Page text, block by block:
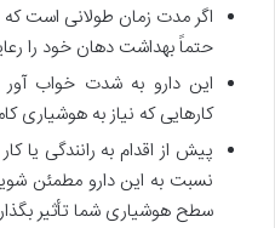
اگر مدت زمان طولانی است که
حتماً بهداشت دهان خود را
این دارو به شدت خواب
کارهایی که نیاز به هوشیاری
پیش‌ از اقدام‌ به‌ رانندگی‌ یا
نسبت‌ به‌ این‌ دارو مطمئن‌
سطح‌ هوشیاری‌ شما تأثیر